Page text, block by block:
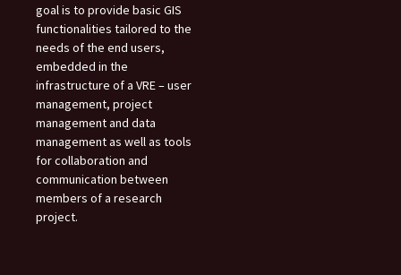
goal is to provide basic GIS
functionalities tailored to the
needs of the end users,
embedded in the
infrastructure of a VRE – user
management, project
management and data
management as well as tools
for collaboration and
communication between
members of a research
project.